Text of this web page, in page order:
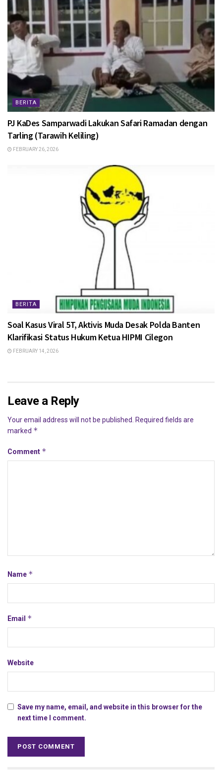
BERITA
PJ KaDes Samparwadi Lakukan Safari Ramadan dengan
Tarling (Tarawih Keliling)
FEBRUARY 26, 2026
BERITA
Soal Kasus Viral 5T, Aktivis Muda Desak Polda Banten
Klarifikasi Status Hukum Ketua HIPMI Cilegon
FEBRUARY 14, 2026
Leave a Reply
Your email address will not be published. Required fields are
marked *
Comment *
Name *
Email *
Website
Save my name, email, and website in this browser for the
next time I comment.